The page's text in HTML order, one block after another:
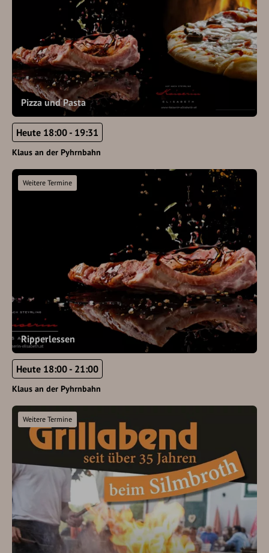
Pizza und Pasta
Heute 18:00 - 19:31
Klaus an der Pyhrnbahn
Ripperlessen
Weitere Termine
Heute 18:00 - 21:00
Klaus an der Pyhrnbahn
Weitere Termine